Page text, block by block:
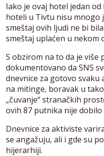
Iako je ovaj hotel jedan
hoteli u Tivtu nisu mnogo
smeštaj ovih ljudi ne bi
smeštaj uplaćen u nekom
S obzirom na to da je više
dokumentovano da SNS
dnevnice za gotovo svaku
na mitinge, boravak u
„čuvanje“ stranačkih
ovih 87 putnika nije dobilo
Dnevnice za aktiviste
se angažuju, ali i gde su
hijerarhiji.